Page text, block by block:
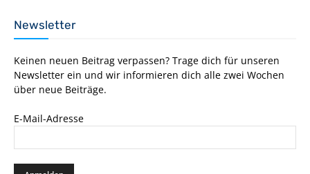
Newsletter
Keinen neuen Beitrag verpassen? Trage dich für unseren
Newsletter ein und wir informieren dich alle zwei Wochen
über neue Beiträge.
E-Mail-Adresse